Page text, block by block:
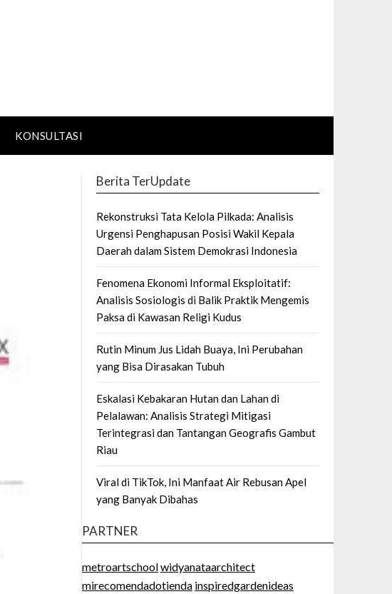
KONSULTASI
Berita TerUpdate
Rekonstruksi Tata Kelola Pilkada: Analisis
Urgensi Penghapusan Posisi Wakil Kepala
Daerah dalam Sistem Demokrasi Indonesia
Fenomena Ekonomi Informal Eksploitatif:
Analisis Sosiologis di Balik Praktik Mengemis
Paksa di Kawasan Religi Kudus
Rutin Minum Jus Lidah Buaya, Ini Perubahan
yang Bisa Dirasakan Tubuh
Eskalasi Kebakaran Hutan dan Lahan di
Pelalawan: Analisis Strategi Mitigasi
Terintegrasi dan Tantangan Geografis Gambut
Riau
Viral di TikTok, Ini Manfaat Air Rebusan Apel
yang Banyak Dibahas
PARTNER
metroartschoolwidyanataarchitect
mirecomendadotienda inspiredgardenideas